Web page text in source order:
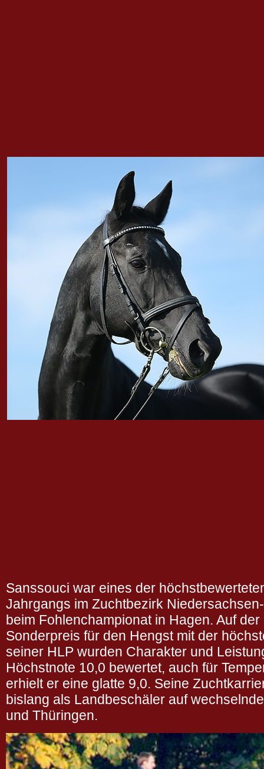
Sanssouci war eines der
Jahrgangs im Zuchtbezirk
beim Fohlenchampionat in Hagen. Auf
Sonderpreis für den Hengst mit der
seiner HLP wurden Charakter und
Höchstnote 10,0 bewertet, auch für
erhielt er eine glatte 9,0. Seine
bislang als Landbeschäler auf
und Thüringen.